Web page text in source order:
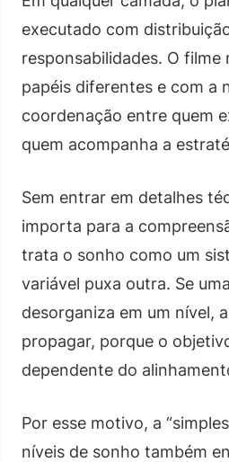
executado com
responsabilidades. O filme
papéis diferentes e com a
coordenação entre quem
quem acompanha a
Sem entrar em detalhes
importa para a
trata o sonho como um
variável puxa outra. Se
desorganiza em um nível,
propagar, porque o
dependente do
Por esse motivo, a
níveis de sonho também